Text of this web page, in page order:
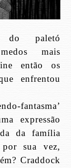
do paletó
mais
então os
enfrentou
fantasma’
expressão
da família
sua vez,
Craddock